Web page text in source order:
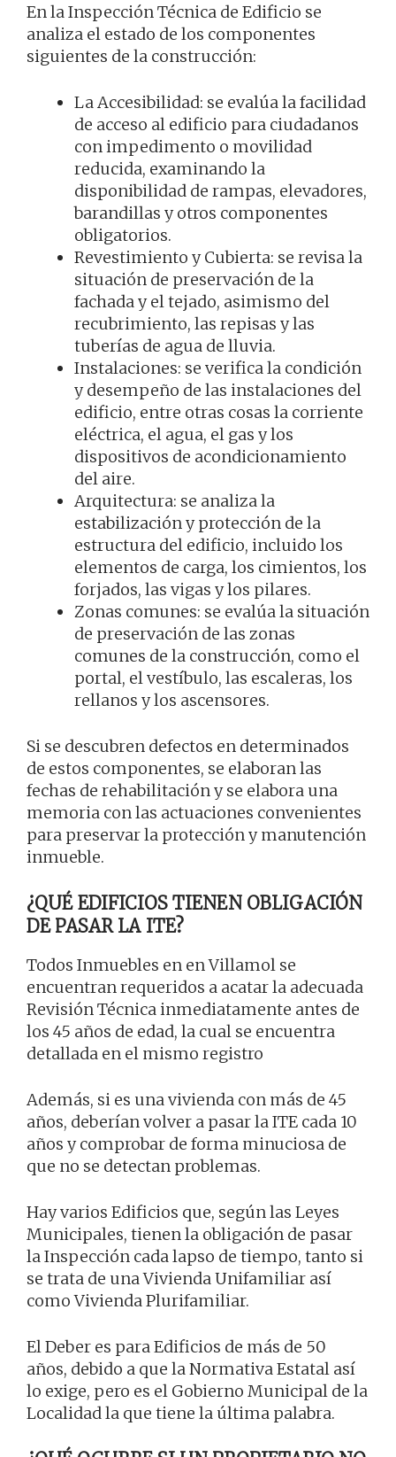
En la Inspección Técnica de Edificio se
analiza el estado de los componentes
siguientes de la construcción:
La Accesibilidad: se evalúa la facilidad
de acceso al edificio para ciudadanos
con impedimento o movilidad
reducida, examinando la
disponibilidad de rampas, elevadores,
barandillas y otros componentes
obligatorios.
Revestimiento y Cubierta: se revisa la
situación de preservación de la
fachada y el tejado, asimismo del
recubrimiento, las repisas y las
tuberías de agua de lluvia.
Instalaciones: se verifica la condición
y desempeño de las instalaciones del
edificio, entre otras cosas la corriente
eléctrica, el agua, el gas y los
dispositivos de acondicionamiento
del aire.
Arquitectura: se analiza la
estabilización y protección de la
estructura del edificio, incluido los
elementos de carga, los cimientos, los
forjados, las vigas y los pilares.
Zonas comunes: se evalúa la situación
de preservación de las zonas
comunes de la construcción, como el
portal, el vestíbulo, las escaleras, los
rellanos y los ascensores.
Si se descubren defectos en determinados
de estos componentes, se elaboran las
fechas de rehabilitación y se elabora una
memoria con las actuaciones convenientes
para preservar la protección y manutención
inmueble.
¿QUÉ EDIFICIOS TIENEN OBLIGACIÓN
DE PASAR LA ITE?
Todos Inmuebles en en Villamol se
encuentran requeridos a acatar la adecuada
Revisión Técnica inmediatamente antes de
los 45 años de edad, la cual se encuentra
detallada en el mismo registro
Además, si es una vivienda con más de 45
años, deberían volver a pasar la ITE cada 10
años y comprobar de forma minuciosa de
que no se detectan problemas.
Hay varios Edificios que, según las Leyes
Municipales, tienen la obligación de pasar
la Inspección cada lapso de tiempo, tanto si
se trata de una Vivienda Unifamiliar así
como Vivienda Plurifamiliar.
El Deber es para Edificios de más de 50
años, debido a que la Normativa Estatal así
lo exige, pero es el Gobierno Municipal de la
Localidad la que tiene la última palabra.